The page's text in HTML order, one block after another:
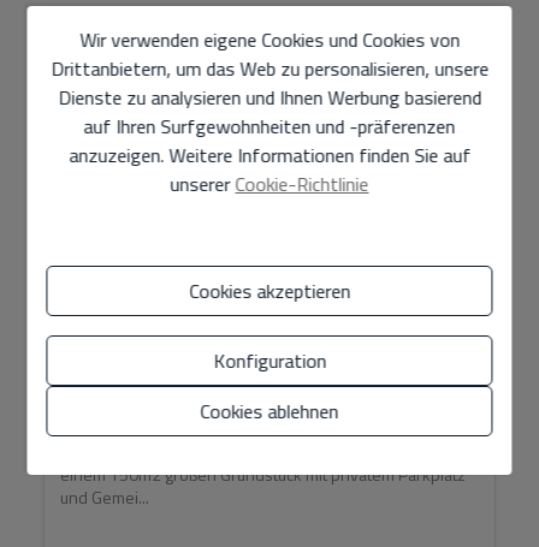
Semi-Detached Villa unter Verkauf unter
Denia
461.000 €
einem 150m2 großen Grundstück mit privatem Parkplatz
und Gemei...
Wir verwenden eigene Cookies und Cookies von
Drittanbietern, um das Web zu personalisieren, unsere
Dienste zu analysieren und Ihnen Werbung basierend
auf Ihren Surfgewohnheiten und -präferenzen
anzuzeigen. Weitere Informationen finden Sie auf
unsererCookie-Richtlinie
Cookies akzeptieren
Konfiguration
Cookies ablehnen